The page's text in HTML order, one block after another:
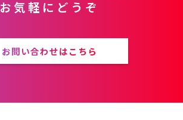
お気軽にどうぞ
お問い合わせはこちら